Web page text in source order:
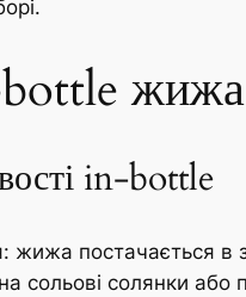
in-bottle
жижа постачається в
сольові солянки або